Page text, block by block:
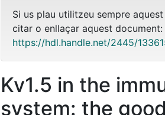
Si us plau utilitzeu sempre
citar o enllaçar aquest document:
https://hdl.handle.net/2445/
Kv1.5 in the
system: the